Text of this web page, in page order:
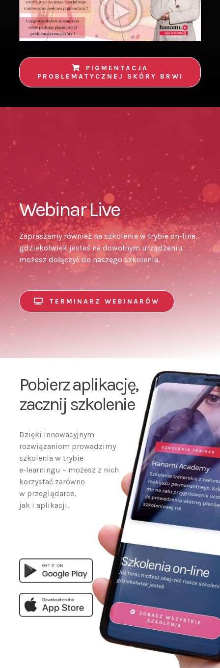
Webinar Live
Zapraszamy również na szkolenia w trybie on-line,
gdziekolwiek jesteś na dowolnym urządzeniu
możesz dołączyć do naszego szkolenia.
TERMINARZ WEBINARÓW
Pobierz aplikację,
zacznij szkolenie
Dzięki innowacyjnym
szkolenia w trybie
e-learningu – możesz z nich
korzystać zarówno
w przeglądarce,
jak i aplikacji.